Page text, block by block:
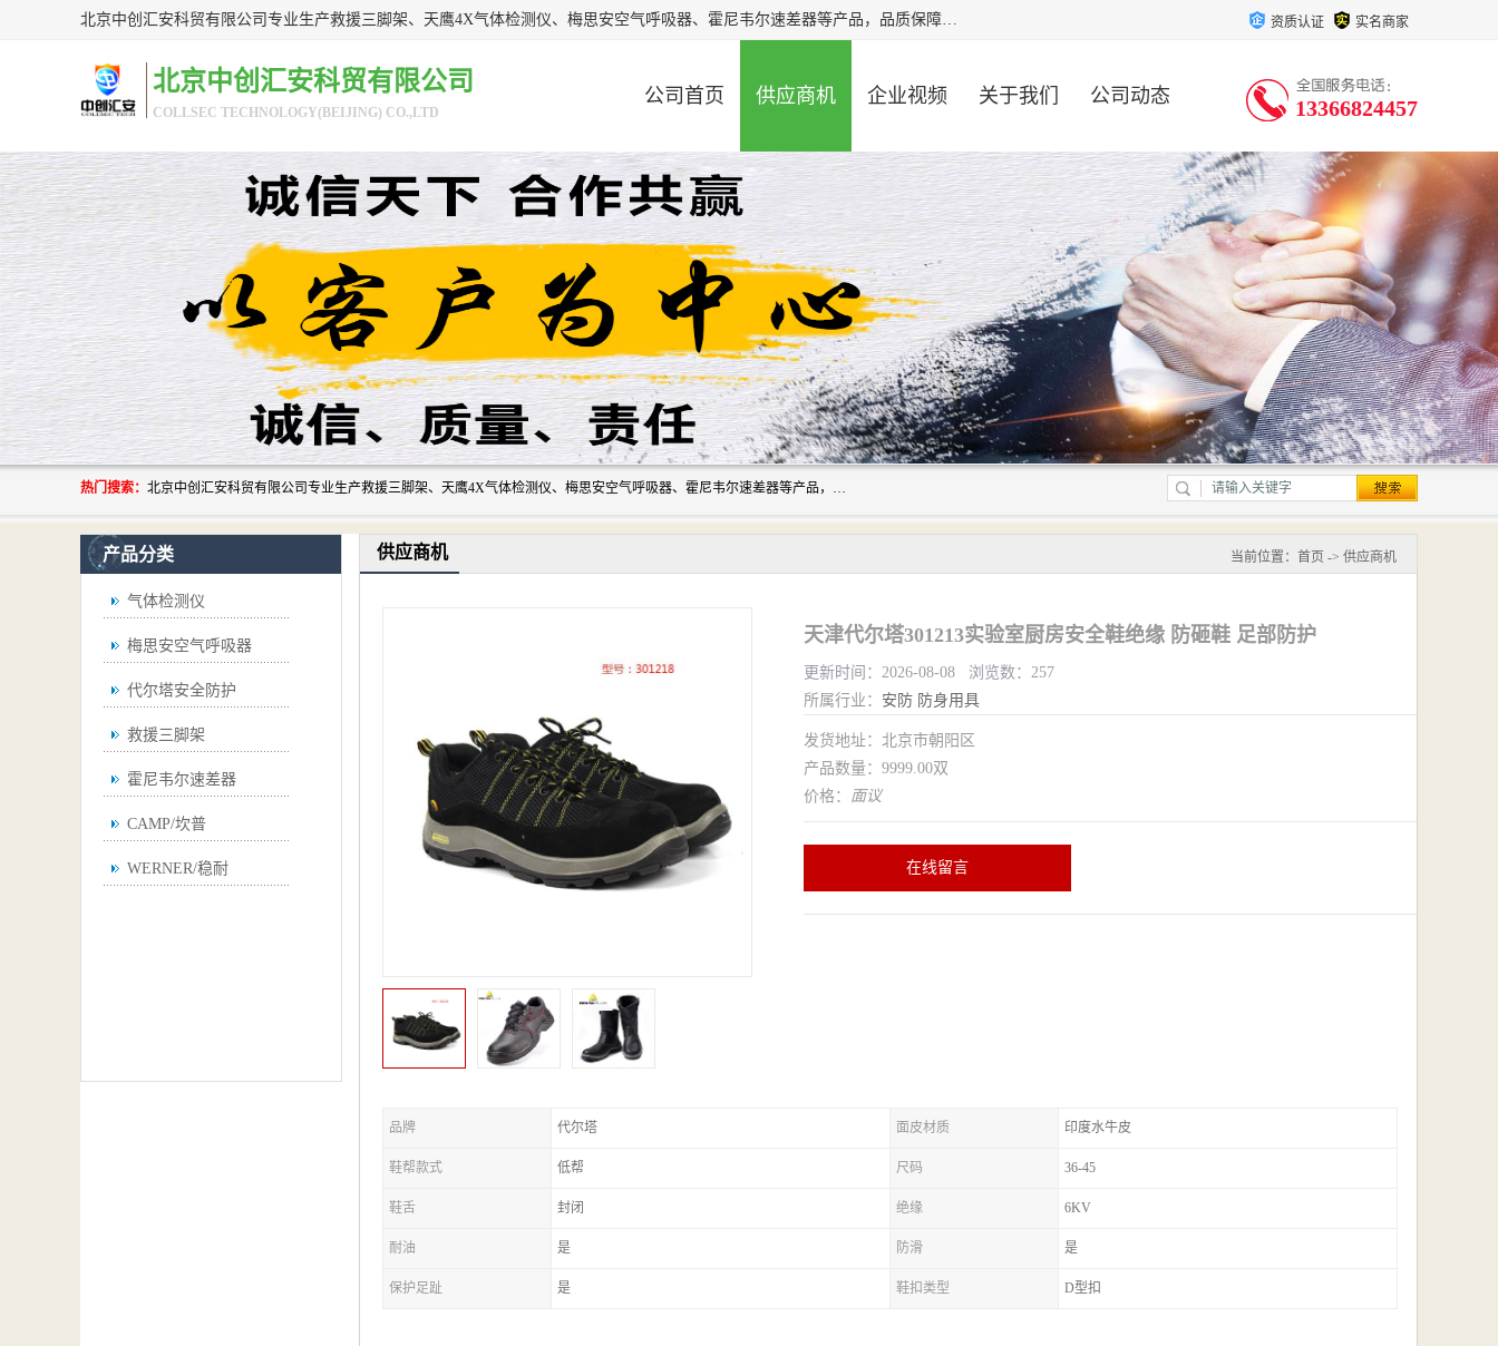
北京中创汇安科贸有限公司专业生产救援三脚架、天鹰4X气体检测仪、梅思安空气呼吸器、霍尼韦尔速差器等产品，品质保障，价格合理，欢迎在线致电咨询。 资质认证 实名商家
北京中创汇安科贸有限公司
COLLSEC TECHNOLOGY(BEIJING) CO.,LTD
公司首页 供应商机 企业视频 关于我们 公司动态 13366824457
热门搜索： 北京中创汇安科贸有限公司专业生产救援三脚架、天鹰4X气体检测仪、梅思安空气呼吸器、霍尼韦尔速差器等产品，品质保障，价格合理，欢迎在线致电咨询。
产品分类
气体检测仪
梅思安空气呼吸器
代尔塔安全防护
救援三脚架
霍尼韦尔速差器
CAMP/坎普
WERNER/稳耐
供应商机 当前位置： 首页 -> 供应商机
天津代尔塔301213实验室厨房安全鞋绝缘 防砸鞋 足部防护
更新时间：2026-08-08 浏览数：257
所属行业： 安防 防身用具
发货地址：北京市朝阳区
产品数量：9999.00双
价格： 面议
在线留言
品牌 代尔塔 面皮材质 印度水牛皮
鞋帮款式 低帮 尺码 36-45
鞋舌 封闭 绝缘 6KV
耐油 是 防滑 是
保护足趾 是 鞋扣类型 D型扣